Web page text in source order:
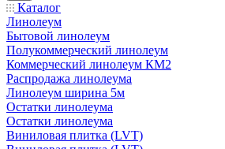
Каталог
Линолеум
Бытовой линолеум
Полукоммерческий линолеум
Коммерческий линолеум КМ2
Распродажа линолеума
Линолеум ширина 5м
Остатки линолеума
Остатки линолеума
Виниловая плитка (LVT)